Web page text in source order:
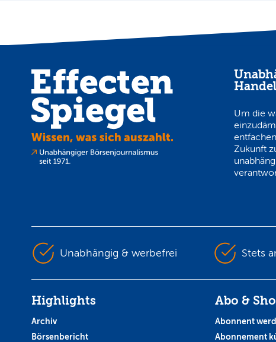
Um die
Zukunft
Unabhängig & werbefrei Stets
Highlights
Archiv
Börsenbericht
Abo &
Abonnent
Abonnement